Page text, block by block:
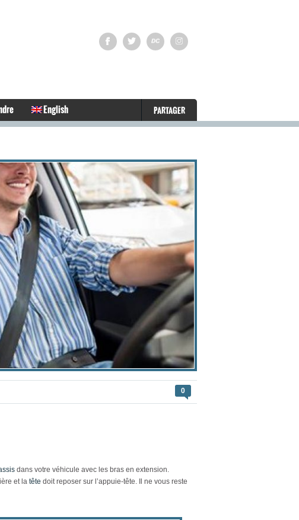
English PARTAGER
0
dans votre véhicule avec les bras en extension.
et la tête doit reposer sur l’appuie-tête. Il ne vous reste